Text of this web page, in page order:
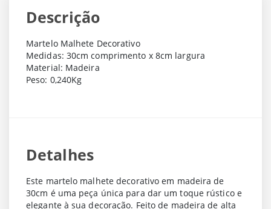
Descrição
Martelo Malhete Decorativo
Medidas: 30cm comprimento x 8cm largura
Material: Madeira
Peso: 0,240Kg
Detalhes
Este martelo malhete decorativo em madeira de
30cm é uma peça única para dar um toque rústico e
elegante à sua decoração. Feito de madeira de alta